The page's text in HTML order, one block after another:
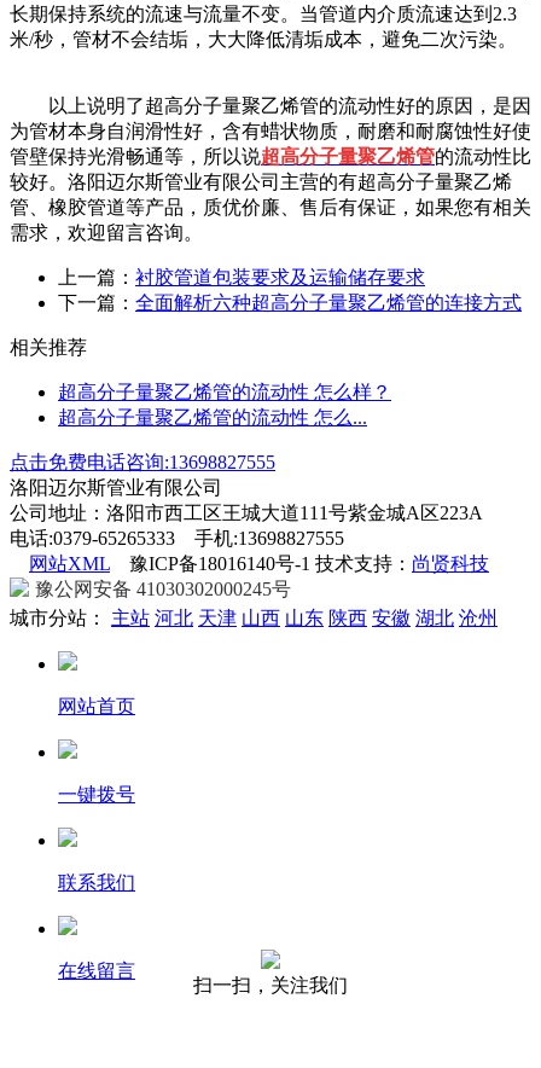
长期保持系统的流速与流量不变。当管道内介质流速达到2.3
米/秒，管材不会结垢，大大降低清垢成本，避免二次污染。
以上说明了超高分子量聚乙烯管的流动性好的原因，是因
为管材本身自润滑性好，含有蜡状物质，耐磨和耐腐蚀性好使
管壁保持光滑畅通等，所以说超高分子量聚乙烯管的流动性比
较好。洛阳迈尔斯管业有限公司主营的有超高分子量聚乙烯
管、橡胶管道等产品，质优价廉、售后有保证，如果您有相关
需求，欢迎留言咨询。
上一篇： 衬胶管道包装要求及运输储存要求
下一篇： 全面解析六种超高分子量聚乙烯管的连接方式
相关推荐
超高分子量聚乙烯管的流动性 怎么样？
超高分子量聚乙烯管的流动性 怎么...
点击免费电话咨询:13698827555
洛阳迈尔斯管业有限公司
公司地址：洛阳市西工区王城大道111号紫金城A区223A
电话:0379-65265333 手机:13698827555
网站XML 豫ICP备18016140号-1 技术支持： 尚贤科技
豫公网安备 41030302000245号
城市分站：
主站 河北 天津 山西 山东 陕西 安徽 湖北 沧州
网站首页
一键拨号
联系我们
在线留言
扫一扫，关注我们